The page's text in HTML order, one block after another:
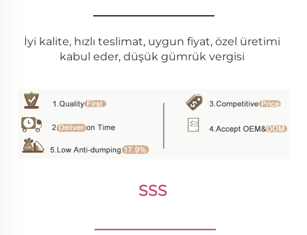
________________
İyi kalite, hızlı teslimat, uygun fiyat, özel üretimi
kabul eder, düşük gümrük vergisi
SSS
________________